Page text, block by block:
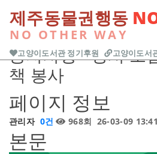
제주동물권행동
NO OTHER WAY
고양이도서관 정기후원 고양이도서
Previous
공지사항<상시 모
책 봉사
페이지 정보
관리자 0건 968회 26-03-09 13:41
본문